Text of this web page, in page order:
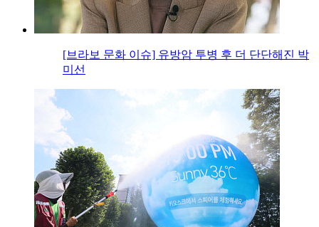
[브라보 문화 이슈] 유방암 투병 후 더 단단해진 박
미선